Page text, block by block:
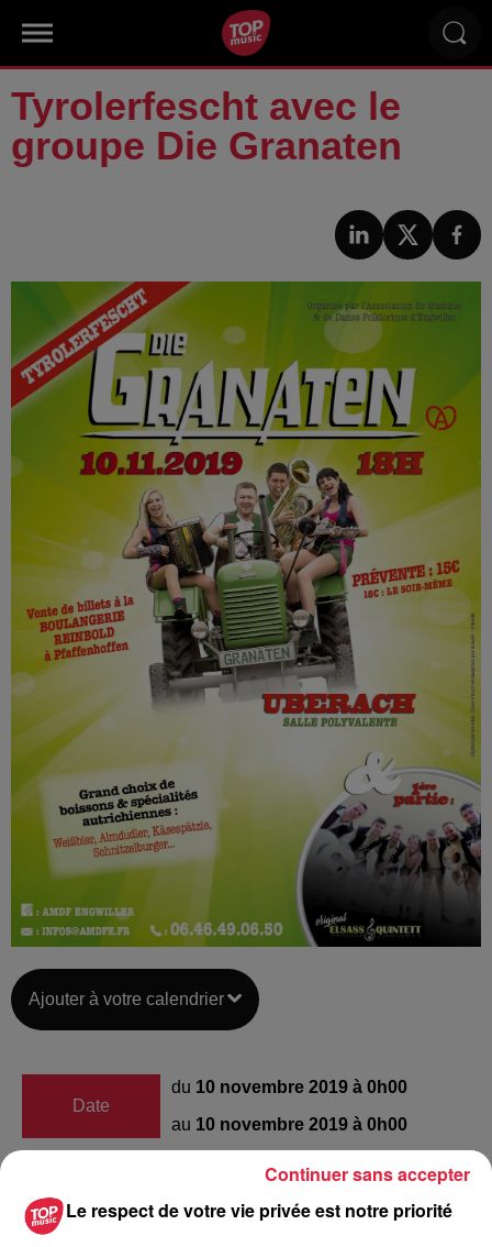
Tyrolerfescht avec le
groupe Die Granaten
Ajouter à votre calendrier
Date
du 10 novembre 2019 à 0h00
au 10 novembre 2019 à 0h00
Lieu Uberach (67350 Val de Moder)
Le respect de votre vie privée est notre priorité
Continuer sans accepter